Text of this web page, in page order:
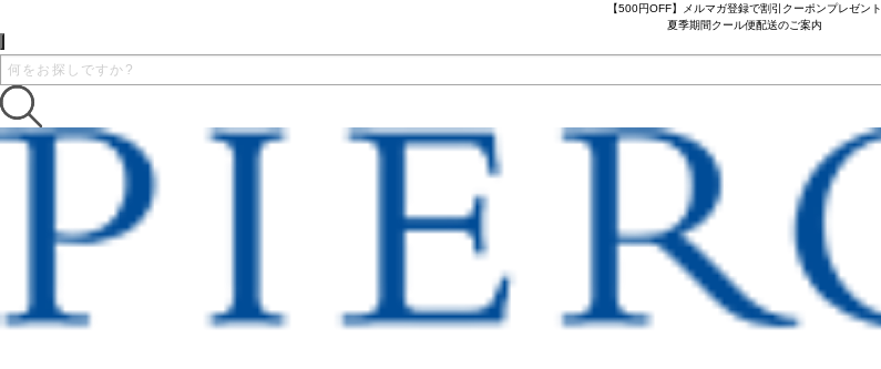
【500円OFF】メルマガ登録で割引クーポンプレゼント
夏季期間クール便配送のご案内